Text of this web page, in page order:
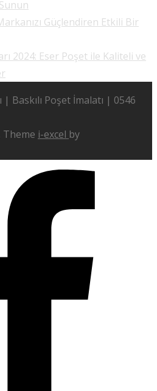
Güçlendiren Etkili Bir
2024: Eser Poşet ile Kaliteli ve
Baskılı Poşet İmalatı | 0546
Theme i-excel by